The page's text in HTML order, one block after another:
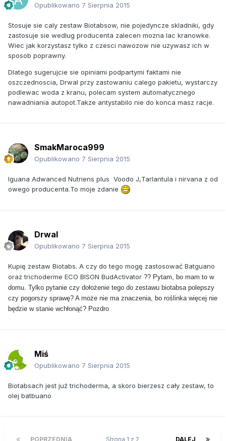
Opublikowano 7 Sierpnia 2015
Stosuje sie caly zestaw Biotabsow, nie pojedyncze skladniki, gdy
zastosuje sie wedlug producenta zalecen mozna lac kranowke.
Wiec jak korzystasz tylko z czesci nawozow nie uzywasz ich w
sposob poprawny.
Dlatego sugerujcie sie opiniami podpartymi faktami nie
oszczednoscia, Drwal przy zastowaniu calego pakietu, wystarczy
podlewac woda z kranu, polecam system automatycznego
nawadniania autopot.Takze antystabilo nie do konca masz racje.
SmakMaroca999
Opublikowano 7 Sierpnia 2015
Iguana Adwanced Nutriens plus Voodo J,Tarlantula i nirvana z od
owego producenta.To moje zdanie
Drwal
Opublikowano 7 Sierpnia 2015
Kupię zestaw Biotabs. A czy do tego mogę zastosować Batguano
oraz trichoderme ECO BISON BudActivator ?? Pytam, bo mam to w
domu. Tylko pytanie czy dołożenie tego do zestawu biotabsa polepszy
czy pogorszy sprawę? A może nie ma znaczenia, bo roślinka więcej nie
będzie w stanie wchłonąć? Pozdro
Miś
Opublikowano 7 Sierpnia 2015
Biotabsach jest już trichoderma, a skoro bierzesz cały zestaw, to
olej batbuano
POPRZEDNIA DALEJ
Strona 1 z 2